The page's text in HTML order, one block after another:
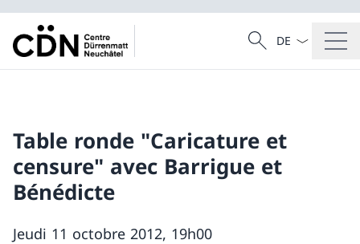
Cercare
Ricerca
Dal menu a
Table ronde "Caricature et
censure" avec Barrigue et
Bénédicte
Jeudi 11 octobre 2012, 19h00